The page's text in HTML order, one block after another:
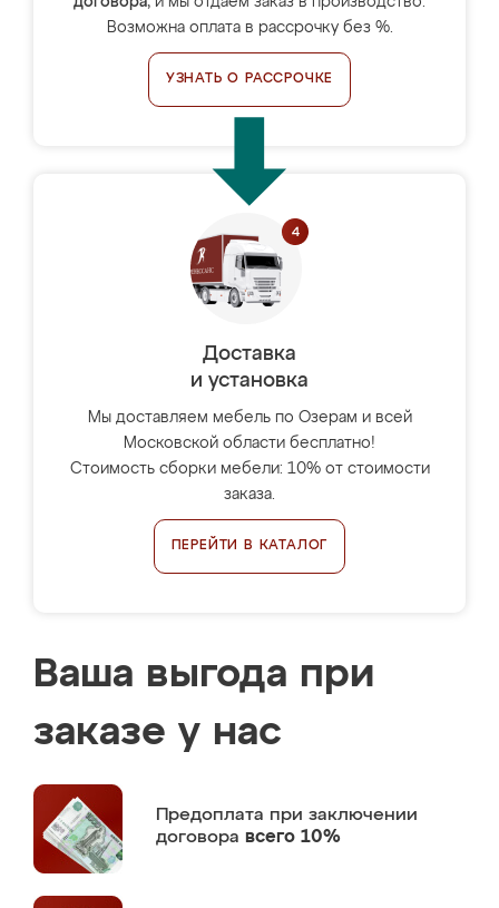
Возможна оплата в рассрочку без %.
УЗНАТЬ О РАССРОЧКЕ
Доставка
и установка
Мы доставляем мебель по Озерам и всей
Московской области бесплатно!
Стоимость сборки мебели: 10% от стоимости
заказа.
ПЕРЕЙТИ В КАТАЛОГ
Ваша выгода при
заказе у нас
Предоплата при заключении
договора всего 10%